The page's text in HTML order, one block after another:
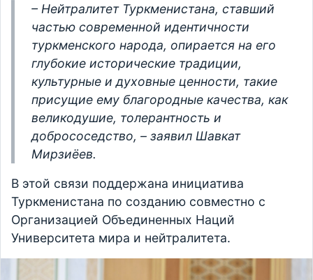
– Нейтралитет Туркменистана, ставший
частью современной идентичности
туркменского народа, опирается на его
глубокие исторические традиции,
культурные и духовные ценности, такие
присущие ему благородные качества, как
великодушие, толерантность и
добрососедство, – заявил Шавкат
Мирзиёев.
В этой связи поддержана инициатива
Туркменистана по созданию совместно с
Организацией Объединенных Наций
Университета мира и нейтралитета.